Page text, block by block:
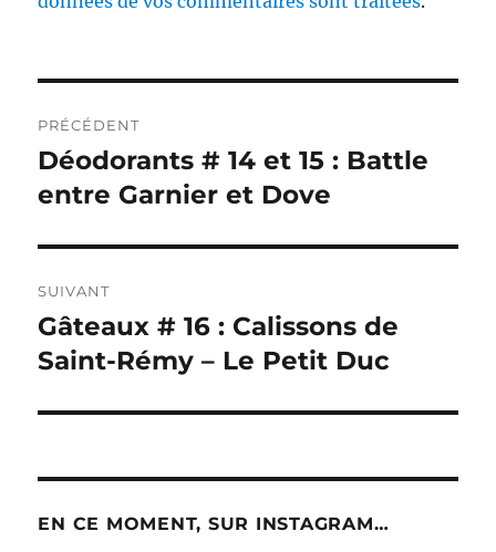
de
l’article
PRÉCÉDENT
Publication
précédente :
Déodorants # 14 et 15 : Battle
entre Garnier et Dove
SUIVANT
Publication
suivante :
Gâteaux # 16 : Calissons de
Saint-Rémy – Le Petit Duc
EN CE MOMENT, SUR INSTAGRAM…